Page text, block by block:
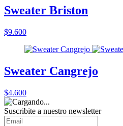
Sweater Briston
$9.600
Sweater Cangrejo
$4.600
Suscribite a nuestro newsletter